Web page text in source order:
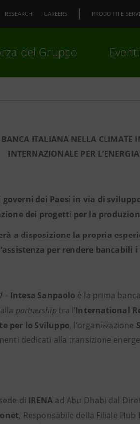
RESEARCH CAREERS PRODOTTI E
del Gruppo
ITALIANA NELLA CLIMATE
INTERNAZIONALE PER
dei Paesi in via di
dei progetti per la
a disposizione la propria
per rendere bancabili i
- Intesa Sanpaolo è la prima
partnership tra l’International
per lo Sviluppo, l’organizzazione
dedicati alla transizione
di IRENA ad Abu Dhabi dal
, Responsabile della Filiale Hub